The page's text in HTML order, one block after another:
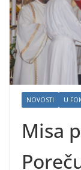
NOVOSTI U
Misa